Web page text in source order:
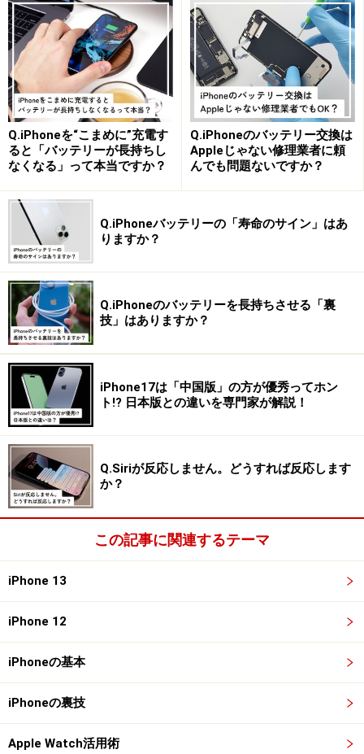
・普通のアプリアイコンと組み合わせる方法も
すべてのアイコンを目立たないようにするのもいいです
が、組み合わせるのも有効です。
普通のアプリアイコンを設置しつつ、空いているスペー
スに、背景と同化するアプリアイコンを設置。すると、
見た目では完全に隠れた形で、アプリのアイコンを設置
完全に隠れた形で、アプリのアイコンを設置できる
注意点ですが、iPhoneにインストールしてあるアプリ
は、すべて「ライブラリ」から確認・起動することがで
きます。
なので今回の方法はあくまで「ホーム画面から見えなく
するだけ」です。ライブラリを探されてしまうと、アプ
リは見つかってしまうので、その点はお気をつけくださ
い。
それでは、アプリアイコンを自分の好きなデザインに変
更する方法をお話しします。
アプリアイコンを好きなデザインに変更す
iPhoneのアプリアイコンは、「ショートカット」アプリ
手順が少し面倒ですが、一度覚えてしまえば難しくあり
Q.iPhoneを“こまめに”充電す
ると「バッテリーが長持ちし
なくなる」って本当ですか？
Q.iPhoneのバッテリー交換は
Appleじゃない修理業者に頼
んでも問題ないですか？
Q.iPhoneバッテリーの「寿命のサイン」はあ
りますか？
Q.iPhoneのバッテリーを長持ちさせる「裏
技」はありますか？
iPhone17は「中国版」の方が優秀ってホン
ト!? 日本版との違いを専門家が解説！
Q.Siriが反応しません。どうすれば反応します
か？
この記事に関連するテーマ
iPhone 13
iPhone 12
iPhoneの基本
iPhoneの裏技
Apple Watch活用術